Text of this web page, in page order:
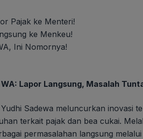
Pajak ke Menteri!
ke Menkeu!
Ini Nomornya!
Lapor Langsung, Masalah
Sadewa meluncurkan inovasi
terkait pajak dan bea cukai.
permasalahan langsung